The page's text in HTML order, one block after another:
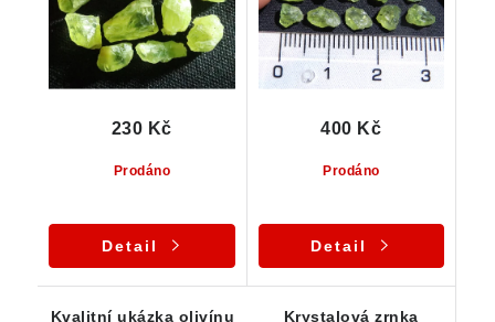
Prodáno
230 Kč
Detail
Prodáno
400 Kč
Detail
Kvalitní ukázka olivínu Krystalová zrnka